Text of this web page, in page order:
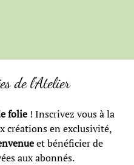
de l'Atelier
folie! Inscrivez vous à la
créations en exclusivité,
et bénéficier de
aux abonnés.